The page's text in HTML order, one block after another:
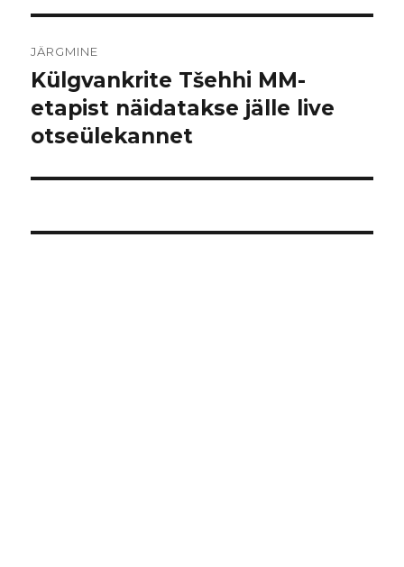
JÄRGMINE
Järgmine
postitus:
Külgvankrite Tšehhi MM-
etapist näidatakse jälle live
otseülekannet